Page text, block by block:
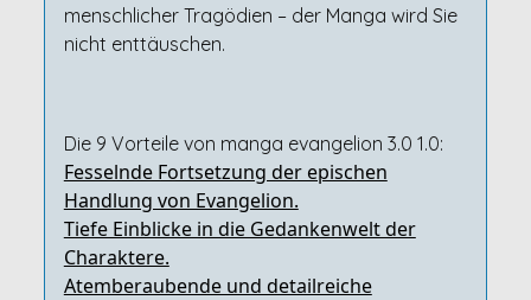
menschlicher Tragödien – der Manga wird Sie
nicht enttäuschen.
Die 9 Vorteile von manga evangelion 3.0 1.0:
Fesselnde Fortsetzung der epischen
Handlung von Evangelion.
Tiefe Einblicke in die Gedankenwelt der
Charaktere.
Atemberaubende und detailreiche